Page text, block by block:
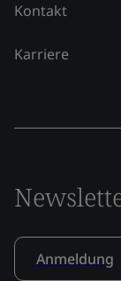
Kontakt
Karriere
Anmeldung